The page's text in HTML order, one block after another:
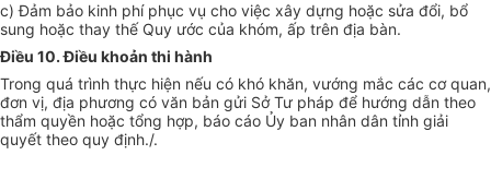
c) Đảm bảo kinh phí phục vụ cho việc xây dựng hoặc sửa đổi, bổ
sung hoặc thay thế Quy ước của khóm, ấp trên địa bàn.
Điều 10. Điều khoản thi hành
Trong quá trình thực hiện nếu có khó khăn, vướng mắc các cơ quan,
đơn vị, địa phương có văn bản gửi Sở Tư pháp để hướng dẫn theo
thẩm quyền hoặc tổng hợp, báo cáo Ủy ban nhân dân tỉnh giải
quyết theo quy định./.